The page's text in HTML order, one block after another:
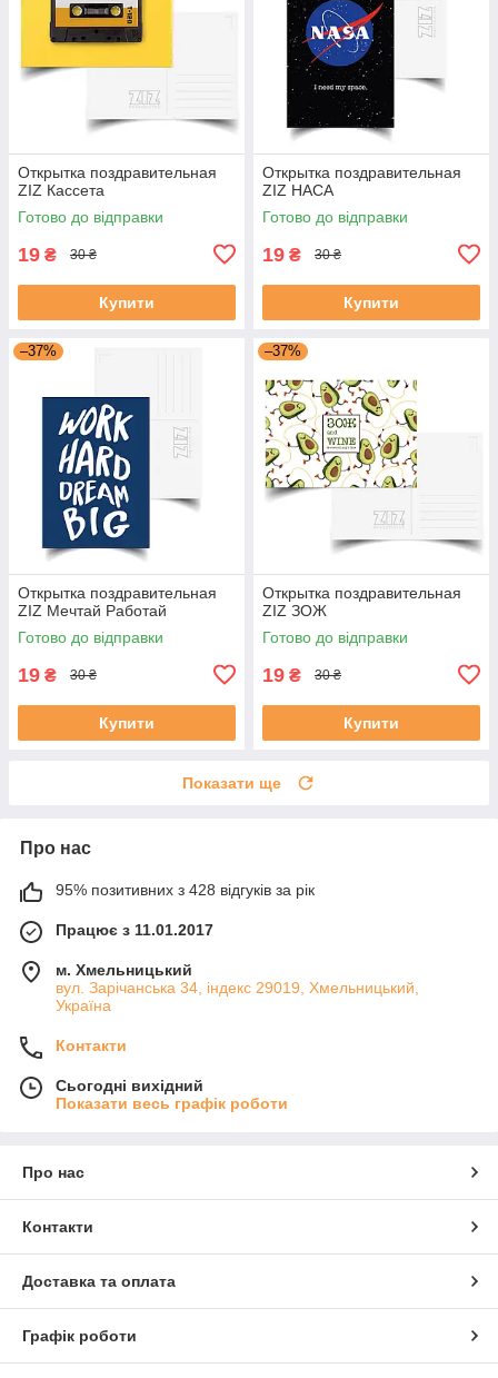
Открытка поздравительная
ZIZ Кассета
Готово до відправки
19 ₴ 30 ₴
Купити
Открытка поздравительная
ZIZ НАСА
Готово до відправки
19 ₴ 30 ₴
Купити
–37%
Открытка поздравительная
ZIZ Мечтай Работай
Готово до відправки
19 ₴ 30 ₴
Купити
–37%
Открытка поздравительная
ZIZ ЗОЖ
Готово до відправки
19 ₴ 30 ₴
Купити
Показати ще
Про нас
95% позитивних з 428 відгуків за рік
Працює з 11.01.2017
м. Хмельницький
вул. Зарічанська 34, індекс 29019, Хмельницький,
Україна
Контакти
Сьогодні вихідний
Показати весь графік роботи
Про нас
Контакти
Доставка та оплата
Графік роботи